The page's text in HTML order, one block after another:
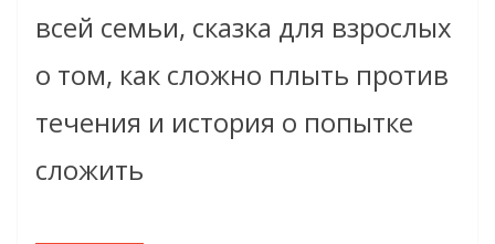
всей семьи, сказка для взрослых
о том, как сложно плыть против
течения и история о попытке
сложить